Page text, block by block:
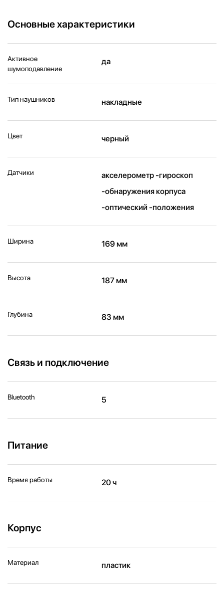
Основные характеристики
Активное
шумоподавление
да
Тип наушников накладные
Цвет черный
Датчики
акселерометр -гироскоп
-обнаружения корпуса
-оптический -положения
Ширина 169 мм
Высота 187 мм
Глубина 83 мм
Связь и подключение
Bluetooth 5
Питание
Время работы 20 ч
Корпус
Материал пластик